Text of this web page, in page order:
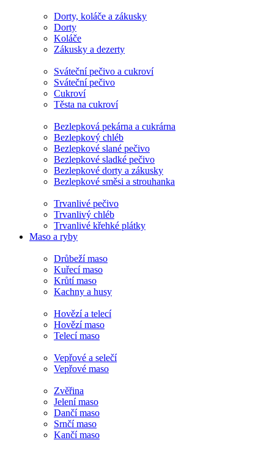
Dorty, koláče a zákusky
Dorty
Koláče
Zákusky a dezerty
Sváteční pečivo a cukroví
Sváteční pečivo
Cukroví
Těsta na cukroví
Bezlepková pekárna a cukrárna
Bezlepkový chléb
Bezlepkové slané pečivo
Bezlepkové sladké pečivo
Bezlepkové dorty a zákusky
Bezlepkové směsi a strouhanka
Trvanlivé pečivo
Trvanlivý chléb
Trvanlivé křehké plátky
Maso a ryby
Drůbeží maso
Kuřecí maso
Krůtí maso
Kachny a husy
Hovězí a telecí
Hovězí maso
Telecí maso
Vepřové a selečí
Vepřové maso
Zvěřina
Jelení maso
Dančí maso
Srnčí maso
Kančí maso